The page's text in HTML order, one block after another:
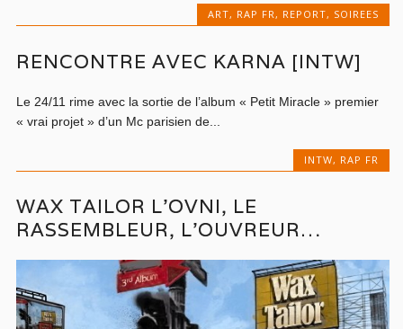
ART, RAP FR, REPORT, SOIREES
RENCONTRE AVEC KARNA [INTW]
Le 24/11 rime avec la sortie de l’album « Petit Miracle » premier
« vrai projet » d’un Mc parisien de...
INTW, RAP FR
WAX TAILOR L’OVNI, LE
RASSEMBLEUR, L’OUVREUR…